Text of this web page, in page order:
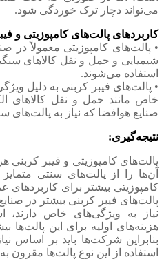
می‌تواند دچار ترک خوردگی شود.
کاربردهای پالت‌های کامپوزیتی و
• پالت‌های کامپوزیتی معمولاً در
شیمیایی و حمل و نقل کالاهای
استفاده می‌شوند.
• پالت‌های فیبر کربنی به دلیل
خاص مانند حمل و نقل کالاهای
صنایع هوافضا که نیاز به پالت‌های
نتیجه‌گیری:
پالت‌های کامپوزیتی و فیبر کربنی
آن‌ها را از پالت‌های سنتی
کامپوزیتی بیشتر برای
پالت‌های فیبر کربنی بیشتر در
نیاز به ویژگی‌های خاص دارند،
هزینه‌های اولیه برای این پالت‌ها
بنابراین شرکت‌ها باید بر اساس
استفاده از این نوع پالت‌ها مقرون